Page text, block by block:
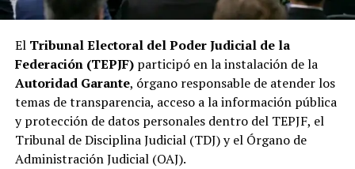
El Tribunal Electoral del Poder Judicial de la
Federación (TEPJF)participó en la instalación de la
Autoridad Garante, órgano responsable de atender los
temas de transparencia, acceso a la información pública
y protección de datos personales dentro del TEPJF, el
Tribunal de Disciplina Judicial (TDJ) y el Órgano de
Administración Judicial (OAJ).